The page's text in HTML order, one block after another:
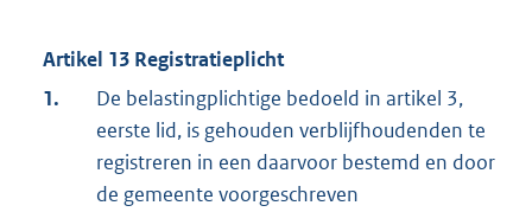
Artikel 13 Registratieplicht
1.
De belastingplichtige bedoeld in artikel 3,
eerste lid, is gehouden verblijfhoudenden te
registreren in een daarvoor bestemd en door
de gemeente voorgeschreven